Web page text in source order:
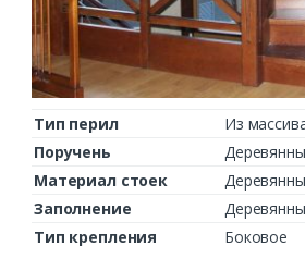
Тип перил
Из
Поручень
Материал стоек
Заполнение
Тип крепления
Боковое